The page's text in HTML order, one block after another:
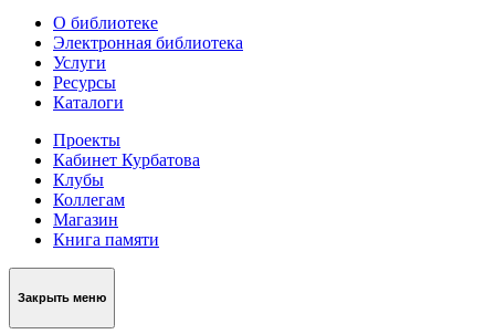
О библиотеке
Электронная библиотека
Услуги
Ресурсы
Каталоги
Проекты
Кабинет Курбатова
Клубы
Коллегам
Магазин
Книга памяти
Закрыть меню